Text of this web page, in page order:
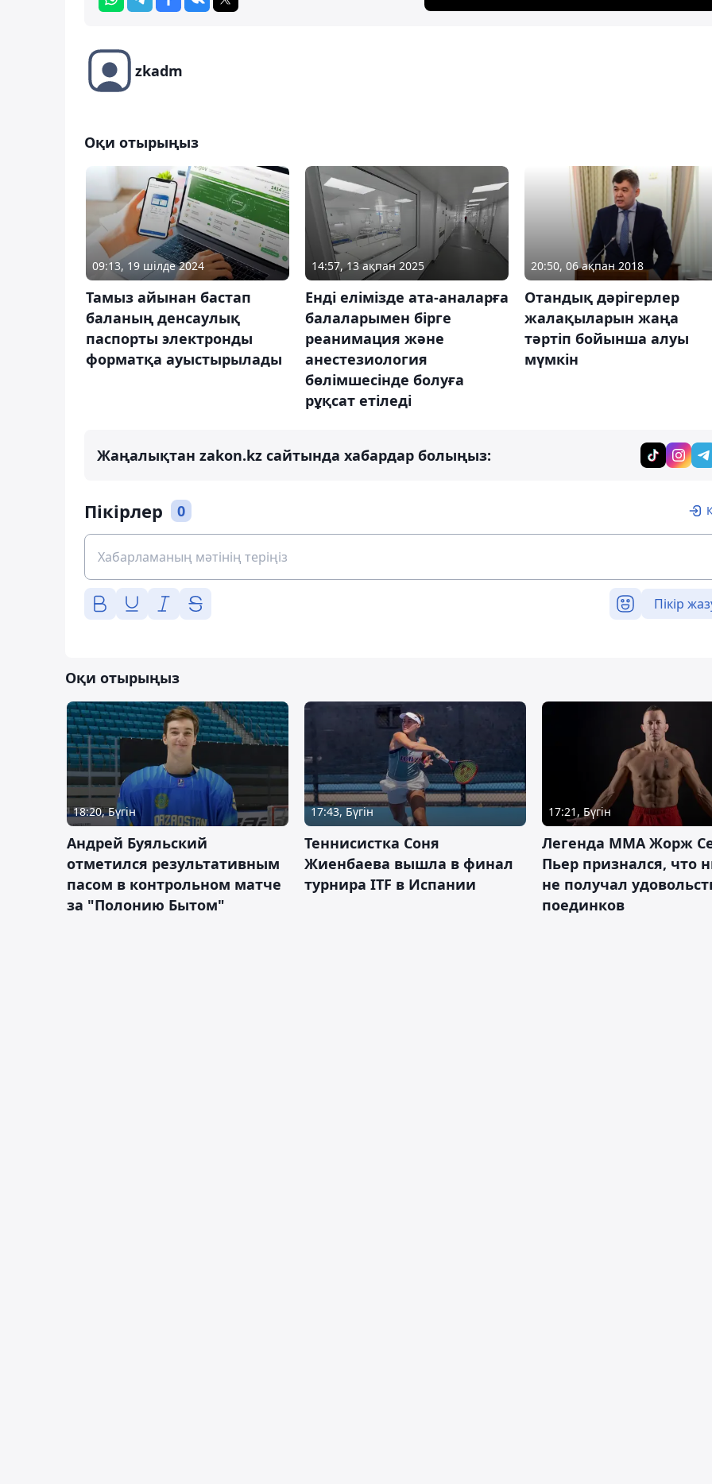
zkadm
Оқи отырыңыз
09:13, 19 шілде 2024
Тамыз айынан бастап
баланың денсаулық
паспорты электронды
форматқа ауыстырылады
14:57, 13 ақпан 2025
Енді елімізде ата-аналарға
балаларымен бірге
реанимация және
анестезиология
бөлімшесінде болуға
рұқсат етіледі
20:50, 06 ақпан 2018
Отандық дәрігерлер
жалақыларын жаңа
тәртіп бойынша алуы
мүмкін
Жаңалықтан zakon.kz сайтында хабардар болыңыз:
Пікірлер 0
Пікір
Оқи отырыңыз
18:20, Бүгін
Андрей Буяльский
отметился результативным
пасом в контрольном матче
за "Полонию Бытом"
17:43, Бүгін
Теннисистка Соня
Жиенбаева вышла в финал
турнира ITF в Испании
17:21, Бүгін
Легенда ММА Жорж
Пьер признался, что
не получал
поединков